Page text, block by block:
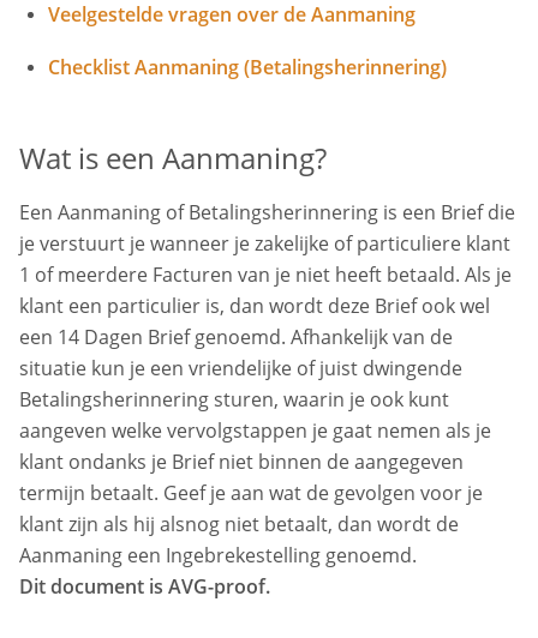
Herinneringsbrief Herinneringsmail
Verzoek Tot Betaling Brief Aanmaning Via Mail
Aanmaning Tot Betaling Aanmaning Herinnering
Laatste Aanmaning Per Mail
Brief Aanmaning Tot Betaling
Brief Laatste Aanmaning
Vriendelijke Aanmaning Tot Betaling
Vriendelijke Aanmaning Betaalverzoek
Laatste Aanmaning Betaalverzoek
Veelgestelde vragen over de Aanmaning
Checklist Aanmaning (Betalingsherinnering)
Wat is een Aanmaning?
Een Aanmaning of Betalingsherinnering is een Brief die
je verstuurt je wanneer je zakelijke of particuliere klant
1 of meerdere Facturen van je niet heeft betaald. Als je
klant een particulier is, dan wordt deze Brief ook wel
een 14 Dagen Brief genoemd. Afhankelijk van de
situatie kun je een vriendelijke of juist dwingende
Betalingsherinnering sturen, waarin je ook kunt
aangeven welke vervolgstappen je gaat nemen als je
klant ondanks je Brief niet binnen de aangegeven
termijn betaalt. Geef je aan wat de gevolgen voor je
klant zijn als hij alsnog niet betaalt, dan wordt de
Aanmaning een Ingebrekestelling genoemd.
Dit document is AVG-proof.